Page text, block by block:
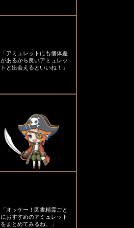
「アミュレットにも個体差
があるから良いアミュレッ
トと出会えるといいね！」
「オッケー！図書精霊ごと
におすすめのアミュレット
をまとめてみるね。」